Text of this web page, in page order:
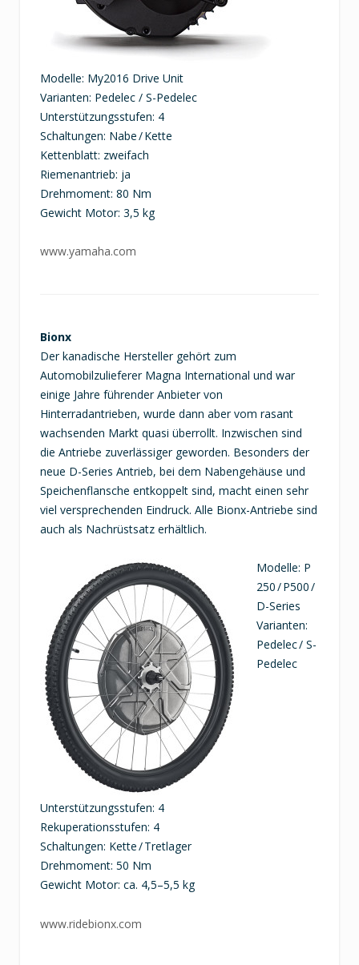
Modelle: My2016 Drive Unit
Varianten: Pedelec / S-Pedelec
Unterstützungsstufen: 4
Schaltungen: Nabe / Kette
Kettenblatt: zweifach
Riemenantrieb: ja
Drehmoment: 80 Nm
Gewicht Motor: 3,5 kg
www.yamaha.com
Bionx
Der kanadische Hersteller gehört zum
Automobilzulieferer Magna International und war
einige Jahre führender Anbieter von
Hinterradantrieben, wurde dann aber vom rasant
wachsenden Markt quasi überrollt. Inzwischen sind
die Antriebe zuverlässiger geworden. Besonders der
neue D-Series Antrieb, bei dem Nabengehäuse und
Speichenflansche entkoppelt sind, macht einen sehr
viel versprechenden Eindruck. Alle Bionx-Antriebe sind
auch als Nachrüstsatz erhältlich.
Modelle: P
250 / P500 /
D-Series
Varianten:
Pedelec / S-
Pedelec
Unterstützungsstufen: 4
Rekuperationsstufen: 4
Schaltungen: Kette / Tretlager
Drehmoment: 50 Nm
Gewicht Motor: ca. 4,5–5,5 kg
www.ridebionx.com